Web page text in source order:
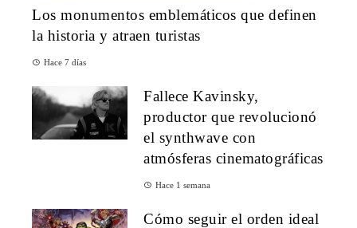
Los monumentos emblemáticos que definen
la historia y atraen turistas
Hace 7 días
Fallece Kavinsky,
productor que revolucionó
el synthwave con
atmósferas cinematográficas
Hace 1 semana
Cómo seguir el orden ideal